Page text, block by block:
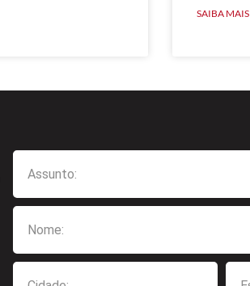
SAIBA MAIS